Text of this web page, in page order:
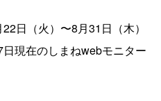
日（火）〜8月31日（木）
現在のしまねwebモニター